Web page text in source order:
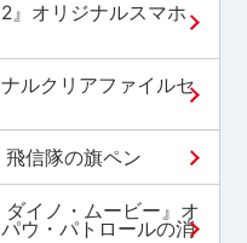
』オリジナルスマホ
ルクリアファイルセ
信隊の旗ペン
イノ・ムービー』オ
ウ・パトロールの消